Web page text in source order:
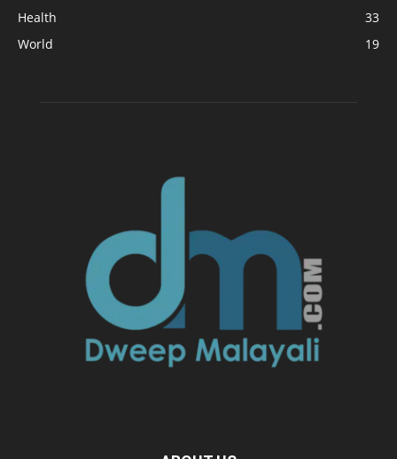
Health
33
World
19